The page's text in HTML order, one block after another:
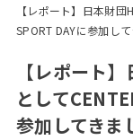
【レポート】日本財
SPORT DAYに参加して
【レポート
として
参加してきま